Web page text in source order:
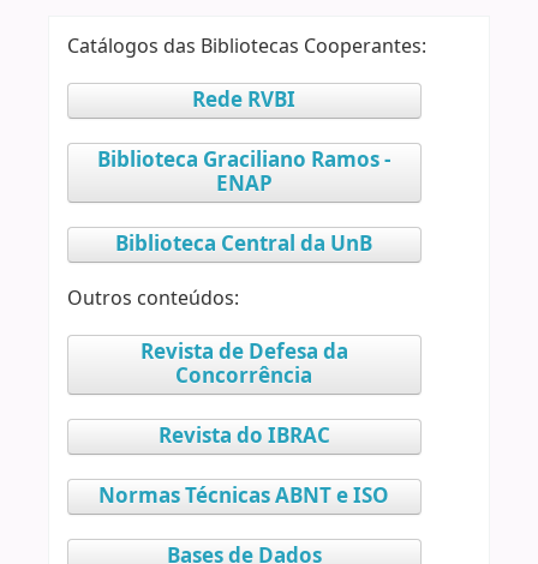
Catálogos das Bibliotecas Cooperantes:
Rede RVBI
Biblioteca Graciliano Ramos -
ENAP
Biblioteca Central da UnB
Outros conteúdos:
Revista de Defesa da
Concorrência
Revista do IBRAC
Normas Técnicas ABNT e ISO
Bases de Dados